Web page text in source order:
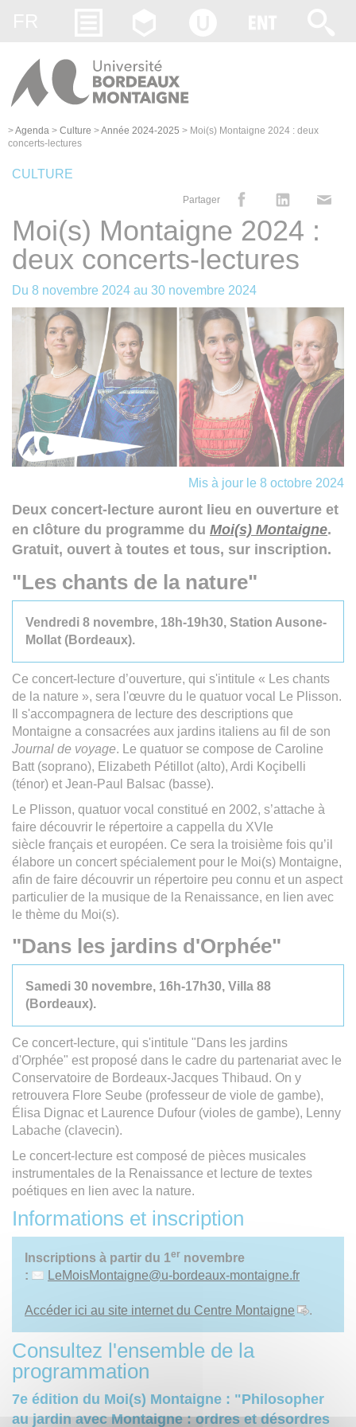
>Agenda > Culture >Année 2024-2025 > Moi(s) Montaigne 2024 : deux
concerts-lectures
CULTURE
Partager
Moi(s) Montaigne 2024 :
deux concerts-lectures
Du 8 novembre 2024 au 30 novembre 2024
Mis à jour le 8 octobre 2024
Deux concert-lecture auront lieu en ouverture et
en clôture du programme du Moi(s) Montaigne.
Gratuit, ouvert à toutes et tous, sur inscription.
"Les chants de la nature"
Vendredi 8 novembre, 18h-19h30, Station Ausone-
Mollat (Bordeaux).
Ce concert-lecture d’ouverture, qui s'intitule « Les chants
de la nature », sera l'œuvre du le quatuor vocal Le Plisson.
Il s'accompagnera de lecture des descriptions que
Montaigne a consacrées aux jardins italiens au fil de son
Journal de voyage. Le quatuor se compose de Caroline
Batt (soprano), Elizabeth Pétillot (alto), Ardi Koçibelli
(ténor) et Jean-Paul Balsac (basse).
Le Plisson, quatuor vocal constitué en 2002, s’attache à
faire découvrir le répertoire a cappella du XVIe
siècle français et européen. Ce sera la troisième fois qu’il
élabore un concert spécialement pour le Moi(s) Montaigne,
afin de faire découvrir un répertoire peu connu et un aspect
particulier de la musique de la Renaissance, en lien avec
le thème du Moi(s).
"Dans les jardins d'Orphée"
Samedi 30 novembre, 16h-17h30, Villa 88
(Bordeaux).
Ce concert-lecture, qui s'intitule "Dans les jardins
d'Orphée" est proposé dans le cadre du partenariat avec le
Conservatoire de Bordeaux-Jacques Thibaud. On y
retrouvera Flore Seube (professeur de viole de gambe),
Élisa Dignac et Laurence Dufour (violes de gambe), Lenny
Labache (clavecin).
Le concert-lecture est composé de pièces musicales
instrumentales de la Renaissance et lecture de textes
poétiques en lien avec la nature.
Informations et inscription
Inscriptions à partir du 1er novembre
:
LeMoisMontaigne@u-bordeaux-montaigne.fr
Accéder ici au site internet du Centre Montaigne .
Consultez l'ensemble de la
programmation
7e édition du Moi(s) Montaigne : "Philosopher
au jardin avec Montaigne : ordres et désordres